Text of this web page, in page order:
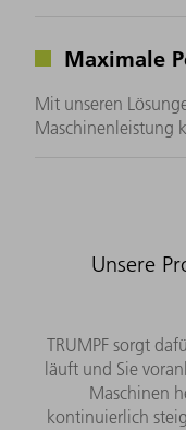
Maximale
Mit unseren
Maschinenleistung
Unsere
TRUMPF sorgt
läuft und Sie
Maschinen
kontinuierlich